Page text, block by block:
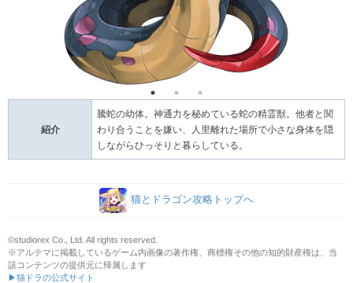
紹介
騰蛇の幼体。神通力を秘めている蛇の精霊獣。他者と関
わり合うことを嫌い、人里離れた場所で小さな身体を隠
しながらひっそりと暮らしている。
猫とドラゴン攻略トップへ
©studiorex Co., Ltd. All rights reserved.
※アルテマに掲載しているゲーム内画像の著作権、商標権その他の知的財産権は、当
該コンテンツの提供元に帰属します
▶猫ドラの公式サイト